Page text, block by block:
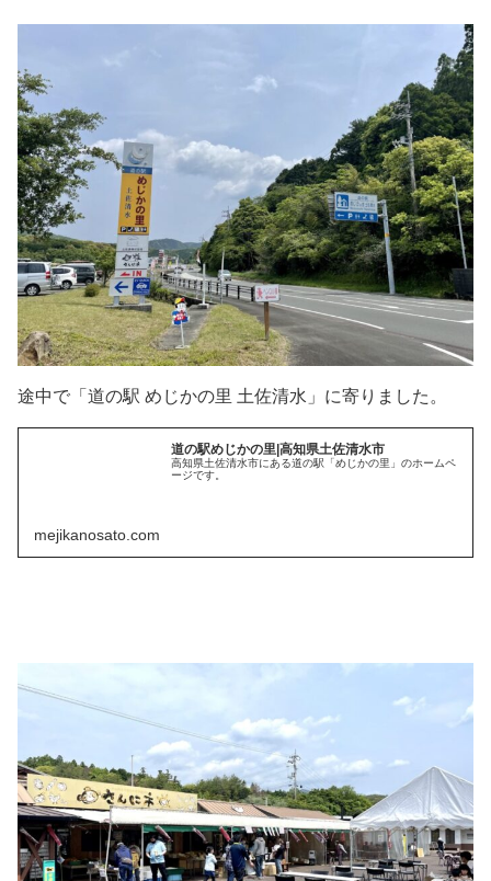
途中で「道の駅 めじかの里 土佐清水」に寄りました。
道の駅めじかの里|高知県土佐清水市
高知県土佐清水市にある道の駅「めじかの里」のホームペ
ージです。
mejikanosato.com